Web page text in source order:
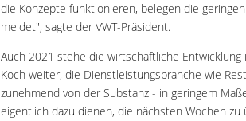
die Konzepte funktionieren, belegen die
meldet", sagte der VWT-Präsident.
Auch 2021 stehe die wirtschaftliche
Koch weiter, die Dienstleistungsbranche wie
zunehmend von der Substanz - in geringem
eigentlich dazu dienen, die nächsten Wochen